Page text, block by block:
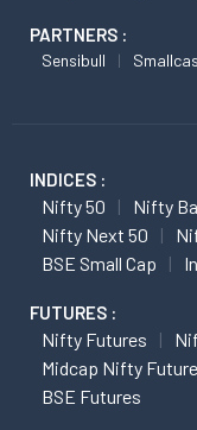
PARTNERS :
Sensibull
INDICES :
Nifty 50 Nifty
Nifty Next 50
BSE Small Cap
FUTURES :
Nifty Futures
Midcap Nifty
BSE Futures